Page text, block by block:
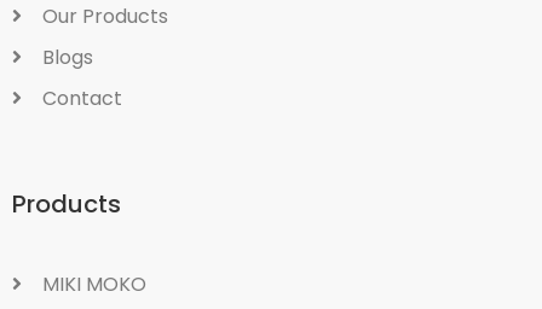
Our Products
Blogs
Contact
Products
MIKI MOKO